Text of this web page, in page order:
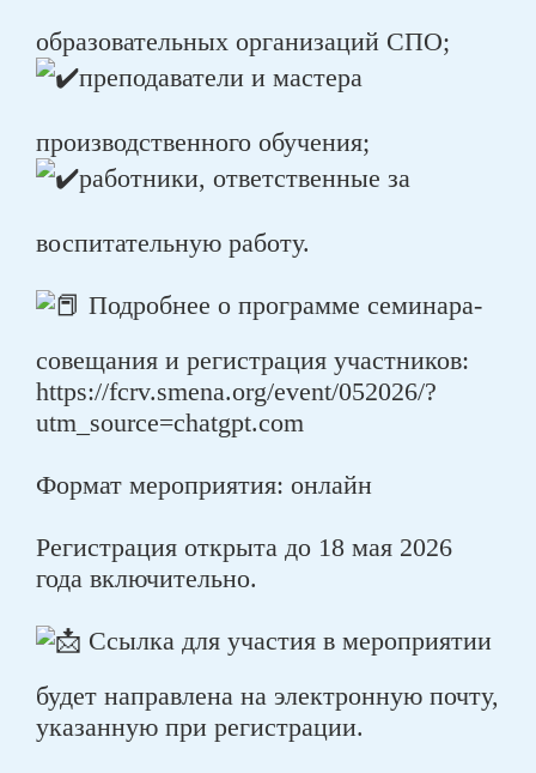
образовательных организаций СПО;
преподаватели и мастера
производственного обучения;
работники, ответственные за
воспитательную работу.
Подробнее о программе семинара-
совещания и регистрация участников:
https://fcrv.smena.org/event/052026/?
utm_source=chatgpt.com
Формат мероприятия: онлайн
Регистрация открыта до 18 мая 2026
года включительно.
Ссылка для участия в мероприятии
будет направлена на электронную почту,
указанную при регистрации.